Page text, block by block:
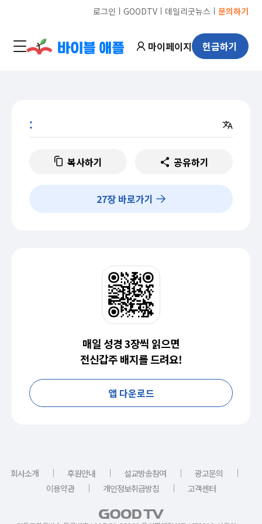
로그인 ㅣ GOODTVㅣ 데일리굿뉴스 ㅣ 문의하기
마이페이지 헌금하기
:
복사하기 공유하기
27장 바로가기
매일 성경 3장씩 읽으면
전신갑주 배지를 드려요!
앱 다운로드
회사소개 ｜ 후원안내 ｜ 설교방송참여 ｜ 광고문의
｜
이용약관
｜ 개인정보취급방침 ｜ 고객센터